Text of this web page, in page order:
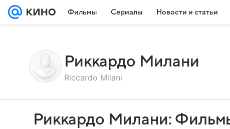
Фильмы Сериалы Новости и статьи
Риккардо Милани
Riccardo Milani
Риккардо Милани: